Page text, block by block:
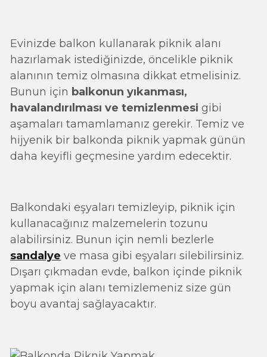
Evinizde balkon kullanarak piknik alanı
hazırlamak istediğinizde, öncelikle piknik
alanının temiz olmasına dikkat etmelisiniz.
Bunun için balkonun yıkanması,
havalandırılması ve temizlenmesi gibi
aşamaları tamamlamanız gerekir. Temiz ve
hijyenik bir balkonda piknik yapmak günün
daha keyifli geçmesine yardım edecektir.
Balkondaki eşyaları temizleyip, piknik için
kullanacağınız malzemelerin tozunu
alabilirsiniz. Bunun için nemli bezlerle
sandalye ve masa gibi eşyaları silebilirsiniz.
Dışarı çıkmadan evde, balkon içinde piknik
yapmak için alanı temizlemeniz size gün
boyu avantaj sağlayacaktır.